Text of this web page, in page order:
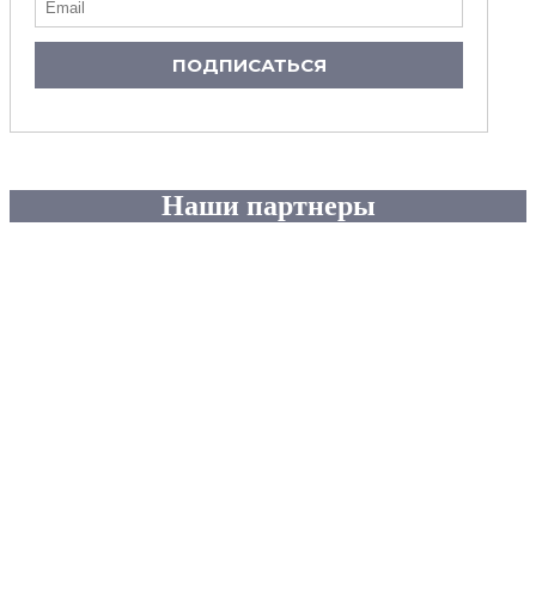
ПОДПИСАТЬСЯ
Наши партнеры